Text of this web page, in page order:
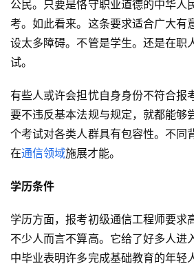
公民。只要是恪守职业道德的中华人
考。如此看来。这条要求适合广大有
设太多障碍。不管是学生。还是在职
试。
有些人或许会担忧自身身份不符合报
要不违反基本法规与规定，就都能够
个考试对各类人群具有包容性。不同
在通信领域施展才能。
学历条件
学历方面，报考初级通信工程师要求
不少人而言不算高。它给了好多人进
中毕业表明许多完成基础教育的年轻